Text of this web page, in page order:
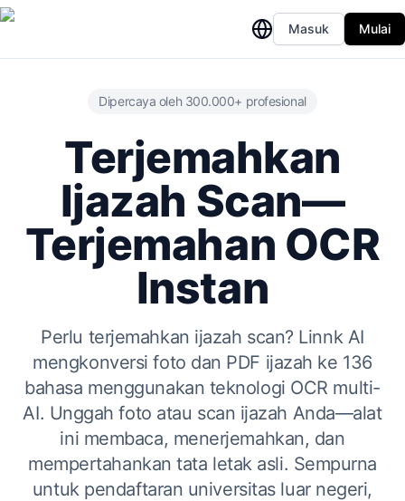
Masuk Mulai
Dipercaya oleh 300.000+ profesional
Terjemahkan
Ijazah Scan—
Terjemahan OCR
Instan
Perlu terjemahkan ijazah scan? Linnk AI
mengkonversi foto dan PDF ijazah ke 136
bahasa menggunakan teknologi OCR multi-
AI. Unggah foto atau scan ijazah Anda—alat
ini membaca, menerjemahkan, dan
mempertahankan tata letak asli. Sempurna
untuk pendaftaran universitas luar negeri,